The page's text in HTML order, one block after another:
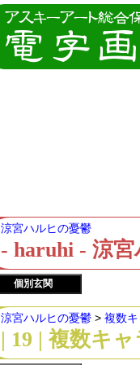
涼宮ハルヒの憂鬱
- haruhi - 涼
個別玄関
涼宮ハルヒの憂鬱 > 複数キ
| 19 | 複数キャ